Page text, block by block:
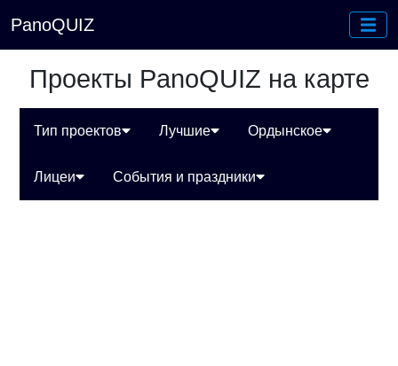
PanoQUIZ
Проекты PanoQUIZ на карте
Тип проектов Лучшие Ордынское
Лицеи События и праздники